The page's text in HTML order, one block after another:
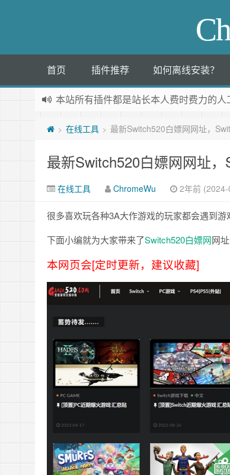
首页 插件推荐 如何离线安装？
本站所有插件都是站长本人费时费力的人
> 在线工具 > 最新Switch520白嫖网网址，
最新Switch520白嫖网网址
在线工具 ChromeWu 2年前
很多喜欢玩各种3A大作游戏的玩家都会遇到
下面小编就为大家带来了Switch520白嫖网网
本网页会[定时更新，建议收藏]